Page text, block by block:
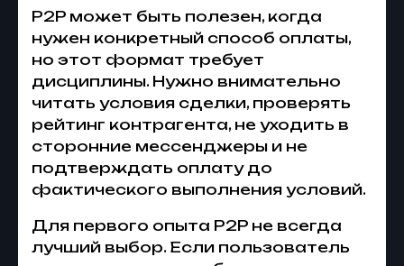
P2P может быть полезен, когда
нужен конкретный способ оплаты,
но этот формат требует
дисциплины. Нужно внимательно
читать условия сделки, проверять
рейтинг контрагента, не уходить в
сторонние мессенджеры и не
подтверждать оплату до
фактического выполнения условий.
Для первого опыта P2P не всегда
лучший выбор. Если пользователь